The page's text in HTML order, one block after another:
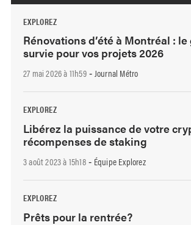
EXPLOREZ
Rénovations d’été à Montréal :
survie pour vos projets 2026
27 mai 2026 à 11h59- Journal Métro
EXPLOREZ
Libérez la puissance de votre
récompenses de staking
3 août 2023 à 15h18- Équipe Explorez
EXPLOREZ
Prêts pour la rentrée?